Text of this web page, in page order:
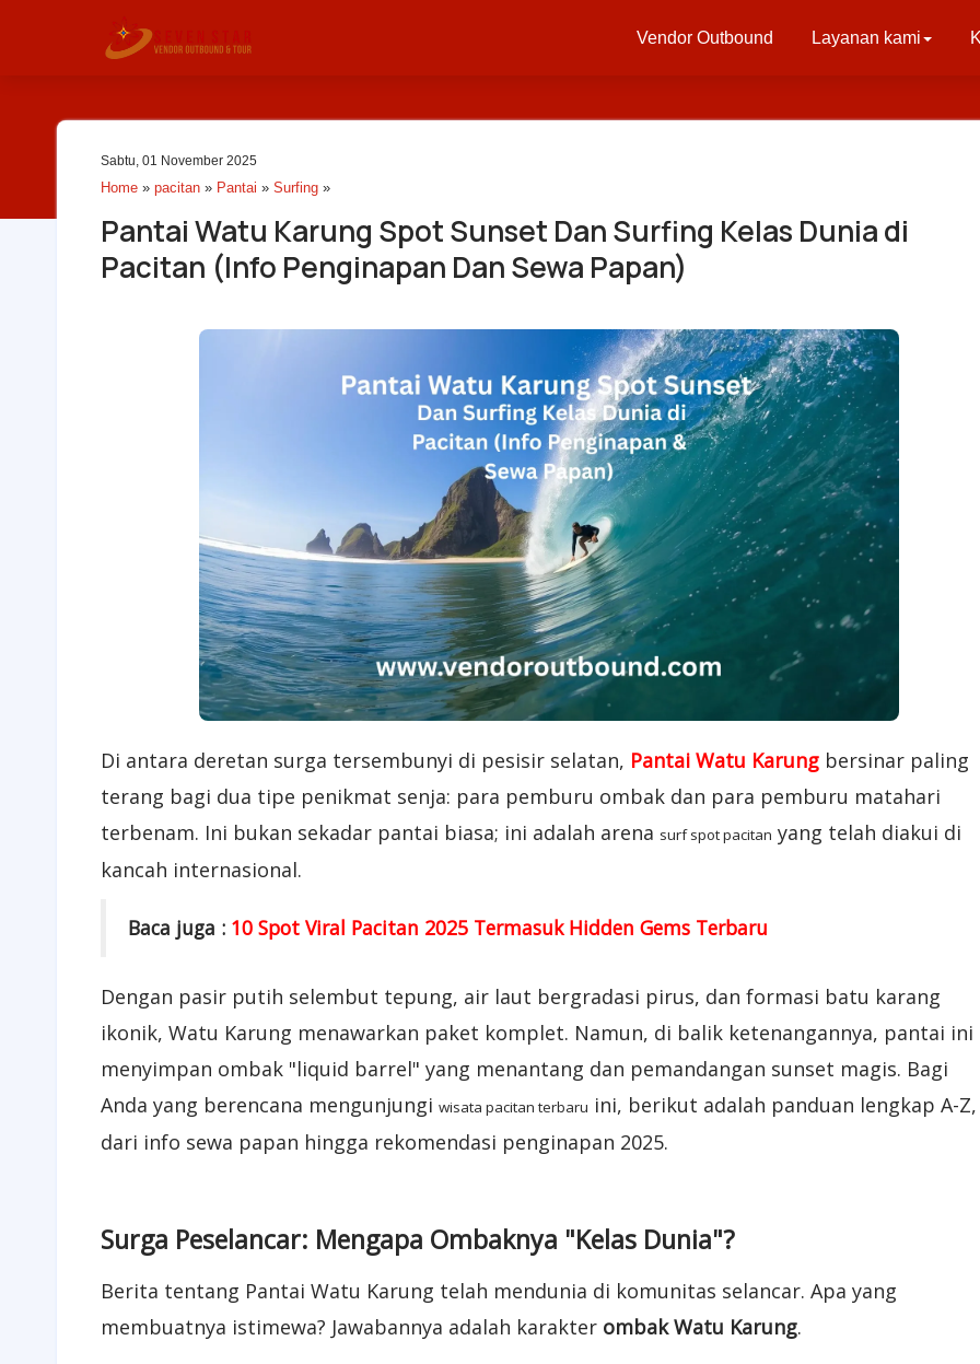
Vendor Outbound Layanan kami
Sabtu, 01 November 2025
Home » pacitan » Pantai » Surfing »
Pantai Watu Karung Spot Sunset Dan Surfing Kelas Dunia di
Pacitan (Info Penginapan Dan Sewa Papan)
Di antara deretan surga tersembunyi di pesisir selatan, Pantai Watu Karung bersinar paling
terang bagi dua tipe penikmat senja: para pemburu ombak dan para pemburu matahari
terbenam. Ini bukan sekadar pantai biasa; ini adalah arena surf spot pacitan yang telah diakui di
kancah internasional.
Baca juga : 10 Spot Viral Pacitan 2025 Termasuk Hidden Gems Terbaru
Dengan pasir putih selembut tepung, air laut bergradasi pirus, dan formasi batu karang
ikonik, Watu Karung menawarkan paket komplet. Namun, di balik ketenangannya, pantai ini
menyimpan ombak "liquid barrel" yang menantang dan pemandangan sunset magis. Bagi
Anda yang berencana mengunjungi wisata pacitan terbaru ini, berikut adalah panduan lengkap A-Z,
dari info sewa papan hingga rekomendasi penginapan 2025.
Surga Peselancar: Mengapa Ombaknya "Kelas Dunia"?
Berita tentang Pantai Watu Karung telah mendunia di komunitas selancar. Apa yang
membuatnya istimewa? Jawabannya adalah karakter ombak Watu Karung.